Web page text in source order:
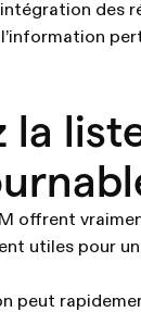
des
la
offrent
utiles pour
peut